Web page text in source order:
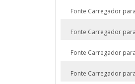
Fonte Carregador
Fonte Carregador
Fonte Carregador
Fonte Carregador